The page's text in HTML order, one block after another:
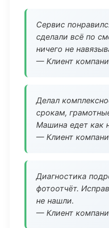
Сервис
сделали всё по
ничего не
— Клиент
Делал
срокам,
Машина едет как
— Клиент
Диагностика
фотоотчёт.
не нашли.
— Клиент